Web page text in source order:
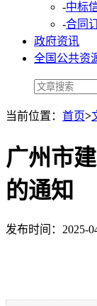
-中标
-合同
政府资讯
全国公共资
当前位置： 首页>
广州市
的通知
发布时间：2025-